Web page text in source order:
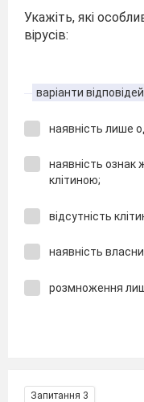
Укажіть, які
вірусів:
варіанти відповідей
наявність лише
наявність ознак
клітиною;
відсутність
наявність
розмноження лише
Запитання 3